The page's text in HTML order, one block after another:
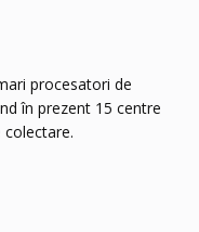
procesatori de
în prezent 15 centre